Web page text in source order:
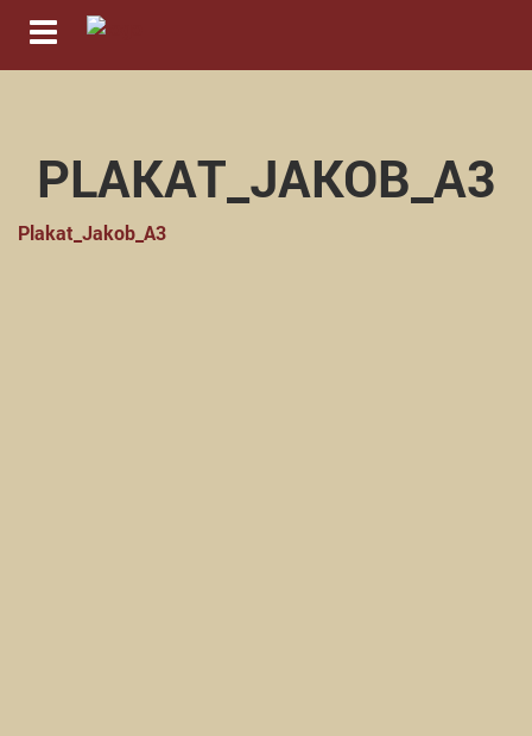
Navigation ein-/ausblenden
PLAKAT_JAKOB_A3
Plakat_Jakob_A3